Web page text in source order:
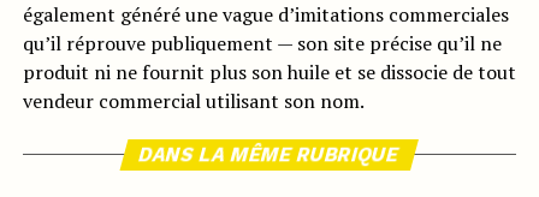
également généré une vague d’imitations commerciales
qu’il réprouve publiquement — son site précise qu’il ne
produit ni ne fournit plus son huile et se dissocie de tout
vendeur commercial utilisant son nom.
DANS LA MÊME RUBRIQUE